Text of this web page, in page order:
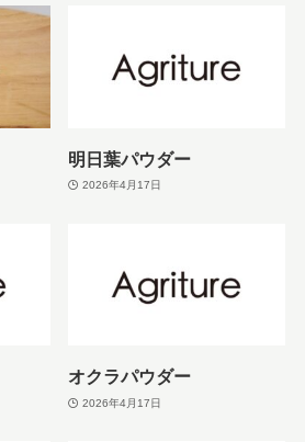
明日葉パウダー
2026年4月17日
オクラパウダー
2026年4月17日